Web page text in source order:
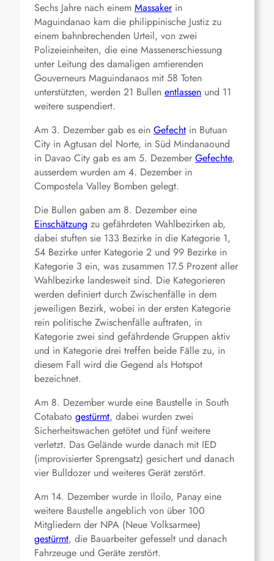
Sechs Jahre nach einem Massakerin
Maguindanao kam die philippinische Justiz zu
einem bahnbrechenden Urteil, von zwei
Polizeieinheiten, die eine Massenerschiessung
unter Leitung des damaligen amtierenden
Gouverneurs Maguindanaos mit 58 Toten
unterstützten, werden 21 Bullen entlassen und 11
weitere suspendiert.
Am 3. Dezember gab es ein Gefecht in Butuan
City in Agtusan del Norte, in Süd Mindanaound
in Davao City gab es am 5. Dezember Gefechte,
ausserdem wurden am 4. Dezember in
Compostela Valley Bomben gelegt.
Die Bullen gaben am 8. Dezember eine
Einschätzung zu gefährdeten Wahlbezirken ab,
dabei stuften sie 133 Bezirke in die Kategorie 1,
54 Bezirke unter Kategorie 2 und 99 Bezirke in
Kategorie 3 ein, was zusammen 17.5 Prozent aller
Wahlbezirke landesweit sind. Die Kategorieren
werden definiert durch Zwischenfälle in dem
jeweiligen Bezirk, wobei in der ersten Kategorie
rein politische Zwischenfälle auftraten, in
Kategorie zwei sind gefährdende Gruppen aktiv
und in Kategorie drei treffen beide Fälle zu, in
diesem Fall wird die Gegend als Hotspot
bezeichnet.
Am 8. Dezember wurde eine Baustelle in South
Cotabato gestürmt, dabei wurden zwei
Sicherheitswachen getötet und fünf weitere
verletzt. Das Gelände wurde danach mit IED
(improvisierter Sprengsatz) gesichert und danach
vier Bulldozer und weiteres Gerät zerstört.
Am 14. Dezember wurde in Iloilo, Panay eine
weitere Baustelle angeblich von über 100
Mitgliedern der NPA (Neue Volksarmee)
gestürmt, die Bauarbeiter gefesselt und danach
Fahrzeuge und Geräte zerstört.